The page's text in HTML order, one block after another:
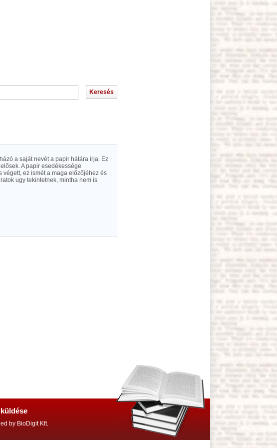
a saját nevét a papir hátára irja. Ez
A papir esedékessége
ez ismét a maga előzőjéhez és
ugy tekintetnek, mintha nem is
by BioDigit Kft.